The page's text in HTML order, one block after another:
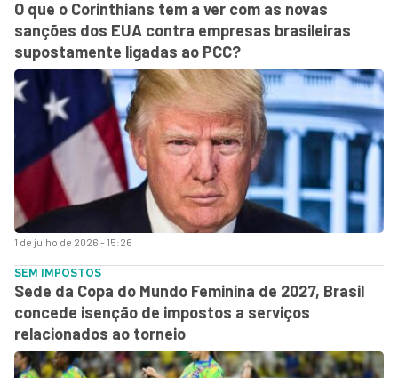
1 de julho de 2026 - 15:26
O que o Corinthians tem a ver com as novas
sanções dos EUA contra empresas brasileiras
supostamente ligadas ao PCC?
SEM IMPOSTOS
Sede da Copa do Mundo Feminina de 2027, Brasil
concede isenção de impostos a serviços
relacionados ao torneio